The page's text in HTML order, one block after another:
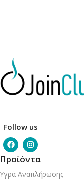
Follow us
Προϊόντα
Υγρά Αναπλήρωσης